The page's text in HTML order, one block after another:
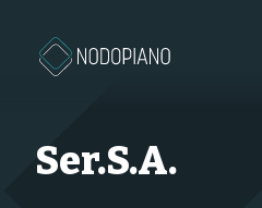
Ser.S.A.